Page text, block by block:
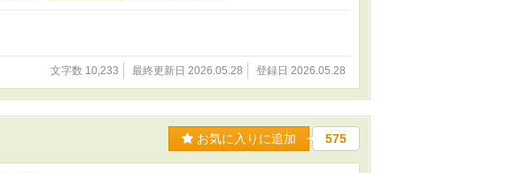
文字数 10,233 最終更新日 2026.05.28 登録日 2026.05.28
お気に入りに追加 575